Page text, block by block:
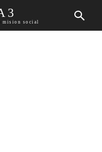
3
mision social